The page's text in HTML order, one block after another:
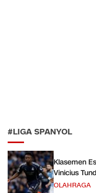
#LIGA SPANYOL
Klasemen
Vinicius
OLAHRAGA